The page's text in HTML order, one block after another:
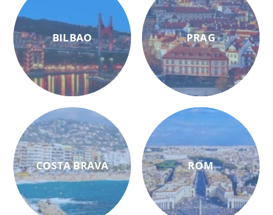
BILBAO
COSTA BRAVA
PRAG
ROM